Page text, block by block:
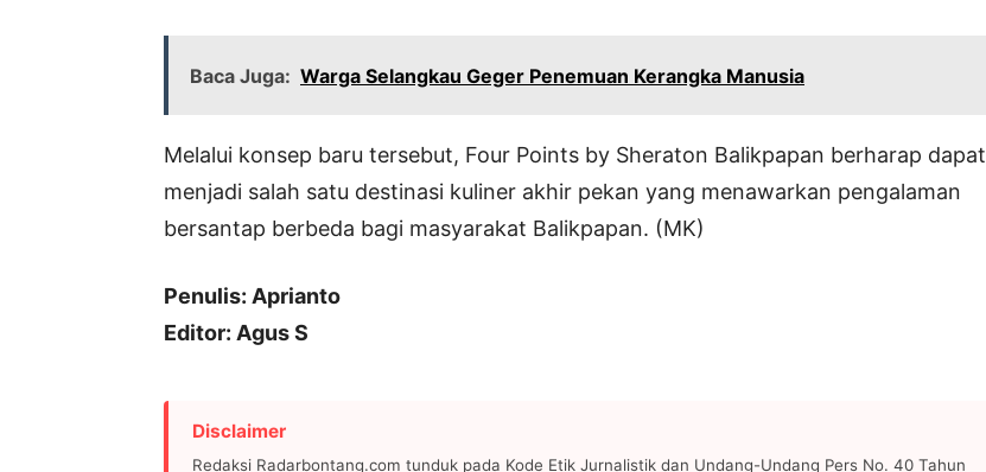
Baca Juga: Warga Selangkau Geger Penemuan Kerangka Manusia
Melalui konsep baru tersebut, Four Points by Sheraton Balikpapan berharap dapat
menjadi salah satu destinasi kuliner akhir pekan yang menawarkan pengalaman
bersantap berbeda bagi masyarakat Balikpapan. (MK)
Penulis: Aprianto
Editor: Agus S
Disclaimer
Redaksi Radarbontang.com tunduk pada Kode Etik Jurnalistik dan Undang-Undang Pers No. 40 Tahun